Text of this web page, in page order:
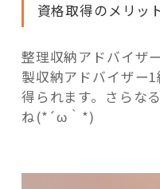
資格取得のメリッ
整理収納アドバイザ
製収納アドバイザー
得られます。さらな
ね(*´ω｀*)